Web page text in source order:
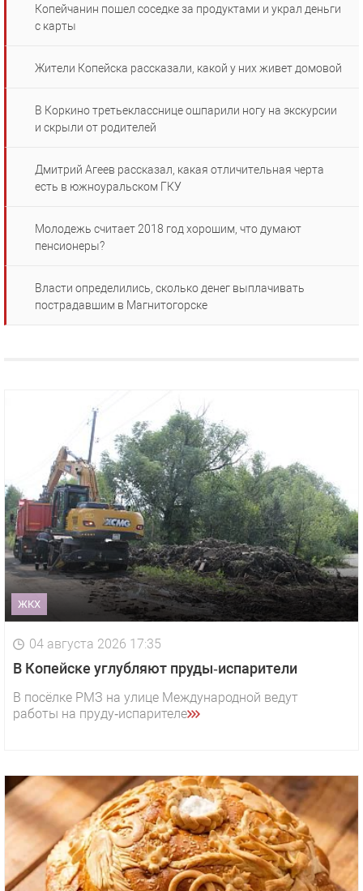
Копейчанин пошел соседке за продуктами и украл деньги
с карты
Жители Копейска рассказали, какой у них живет домовой
В Коркино третьекласснице ошпарили ногу на экскурсии
и скрыли от родителей
Дмитрий Агеев рассказал, какая отличительная черта
есть в южноуральском ГКУ
Молодежь считает 2018 год хорошим, что думают
пенсионеры?
Власти определились, сколько денег выплачивать
пострадавшим в Магнитогорске
ЖКХ
04 августа 2026 17:35
В Копейске углубляют пруды‑испарители
В посёлке РМЗ на улице Международной ведут
работы на пруду‑испарителе